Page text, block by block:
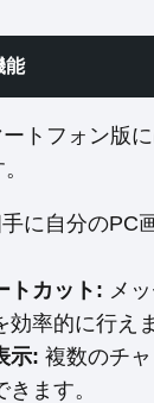
能
トフォン版
に自分のPC
トカット: メ
率的に行え
示: 複数のチ
ます。